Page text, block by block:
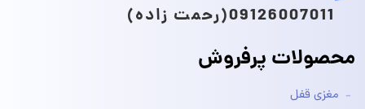
09126007011(رحمت زاده)
محصولات پرفروش
مغزی قفل